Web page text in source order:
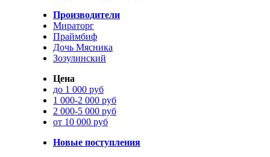
Производители
Мираторг
Праймбиф
Дочь Мясника
Зозулинский
Цена
до 1 000 руб
1 000-2 000 руб
2 000-5 000 руб
от 10 000 руб
Новые поступления